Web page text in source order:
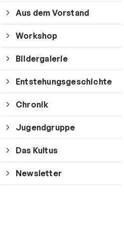
Aus dem Vorstand
Workshop
Bildergalerie
Entstehungsgeschichte
Chronik
Jugendgruppe
Das Kultus
Newsletter
Quicklinks
Sportangebote finden
Unser Sportangebot
Sportsuche
Deutsches Sportabzeichen